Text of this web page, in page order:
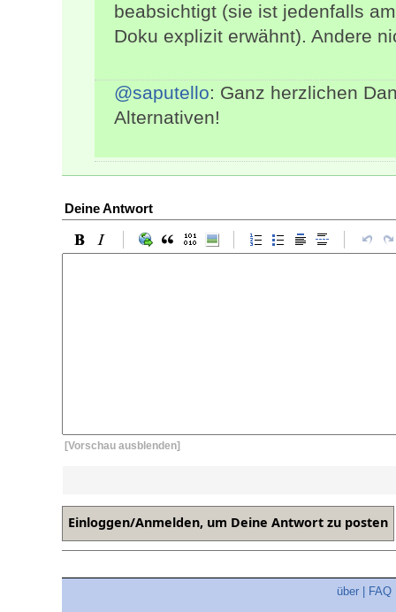
beabsichtigt (sie ist jedenfalls
Doku explizit erwähnt). Andere
@saputello: Ganz herzlichen
Alternativen!
Deine Antwort
[Vorschau ausblenden]
über FAQ